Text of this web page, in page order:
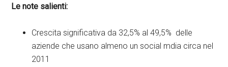
Le note salienti:
Crescita significativa da 32,5% al 49,5% delle
aziende che usano almeno un social mdia circa nel
2011